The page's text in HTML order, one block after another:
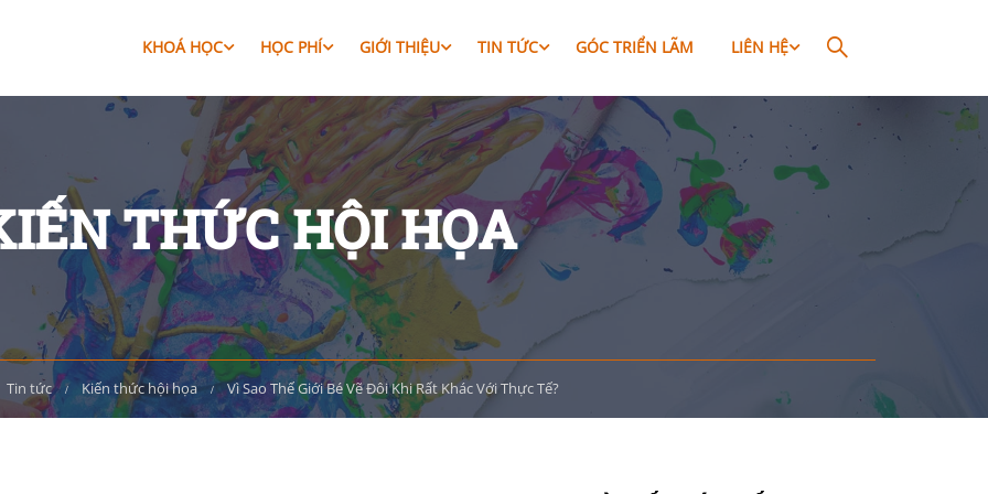
KHOÁ HỌC HỌC PHÍ GIỚI THIỆU TIN TỨC GÓC TRIỂN LÃM LIÊN HỆ
THỨC HỘI HỌA
Tin tức Kiến thức hội họa Vì Sao Thế Giới Bé Vẽ Đôi Khi Rất Khác Với Thực Tế?